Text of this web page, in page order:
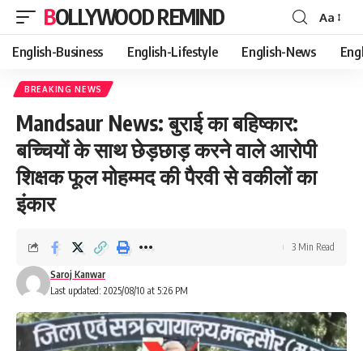
BOLLYWOOD REMIND
Font
Resizer
Aa
English-Business English-Lifestyle English-News
BREAKING NEWS
Mandsaur News: बुराई का बहिष्कार:
बच्चियों के साथ छेड़छाड़ करने वाले आरोपी
शिक्षक फूल मोहम्मद की पैरवी से वकीलों का
इंकार
Last updated: 2025/08/10 at 5:26 PM
Saroj Kanwar
3 Min Read